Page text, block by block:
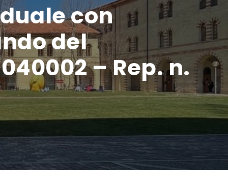
con
del
– Rep. n.